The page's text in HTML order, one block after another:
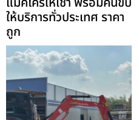
ให้บริการทั่วประเทศ ราคา
ถูก